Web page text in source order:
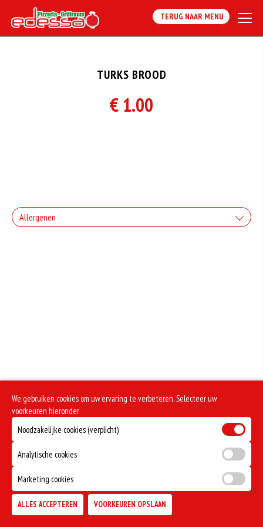
TERUG NAAR MENU
TURKS BROOD
€ 1.00
Allergenen
We gebruiken cookies om uw ervaring te verbeteren. Selecteer uw
voorkeuren hieronder
Noodzakelijke cookies (verplicht)
Analytische cookies
Marketing cookies
ALLES ACCEPTEREN VOORKEUREN OPSLAAN